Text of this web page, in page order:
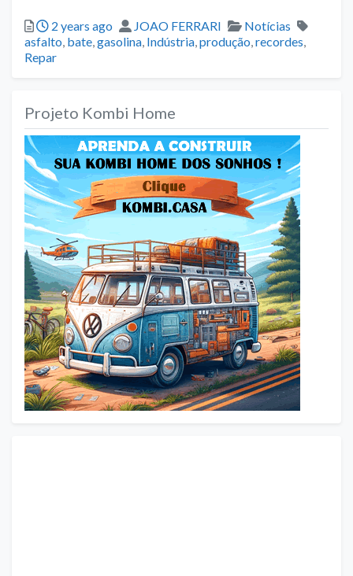
Posted
2 years ago Author
JOAO FERRARI Categories
Notícias
Tags
asfalto, bate,gasolina, Indústria,produção,recordes,
Repar
Projeto Kombi Home